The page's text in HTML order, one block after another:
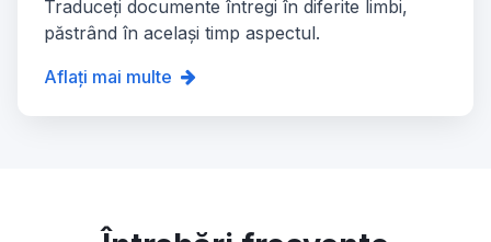
Traduceți documente întregi în diferite limbi,
păstrând în același timp aspectul.
Aflați mai multe